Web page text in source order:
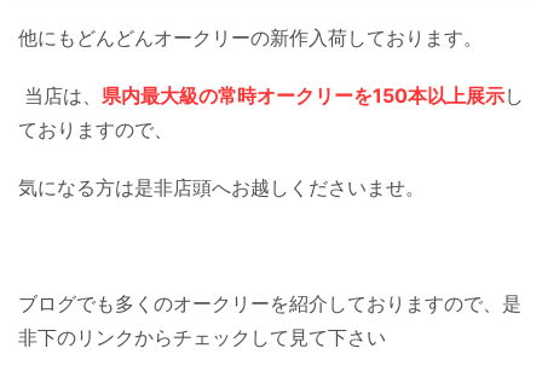
他にもどんどんオークリーの新作入荷しております。
当店は、 県内最大級の常時オークリーを150本以上展示し
ておりますので、
気になる方は是非店頭へお越しくださいませ。
ブログでも多くのオークリーを紹介しておりますので、是
非下のリンクからチェックして見て下さい